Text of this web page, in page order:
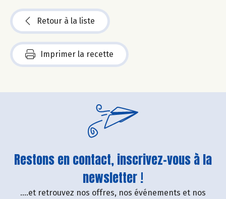
Retour à la liste
Imprimer la recette
Restons en contact, inscrivez-vous à la
newsletter !
....et retrouvez nos offres, nos événements et nos